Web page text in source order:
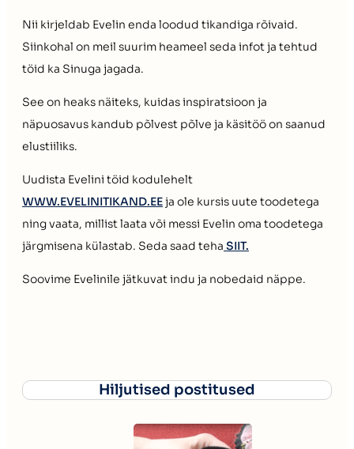
Nii kirjeldab Evelin enda loodud tikandiga rõivaid.
Siinkohal on meil suurim heameel seda infot ja tehtud
töid ka Sinuga jagada.
See on heaks näiteks, kuidas inspiratsioon ja
näpuosavus kandub põlvest põlve ja käsitöö on saanud
elustiiliks.
Uudista Evelini töid kodulehelt
WWW.EVELINITIKAND.EEja ole kursis uute toodetega
ning vaata, millist laata või messi Evelin oma toodetega
järgmisena külastab. Seda saad teha SIIT.
Soovime Evelinile jätkuvat indu ja nobedaid näppe.
Hiljutised postitused